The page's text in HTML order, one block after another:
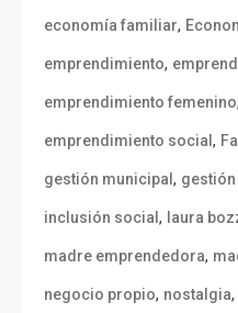
economía familiar,
emprendimiento,
emprendimiento femenino,
emprendimiento social ,
gestión municipal , gestión
inclusión social , laura
madre emprendedora,
negocio propio, nostalgia,